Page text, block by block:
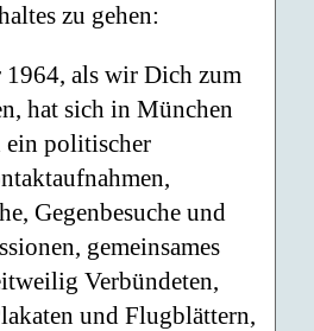
zu gehen:
1964, als wir Dich zum
hat sich in München
ein politischer
Gegenbesuche und
gemeinsames
Verbündeten,
und Flugblättern,